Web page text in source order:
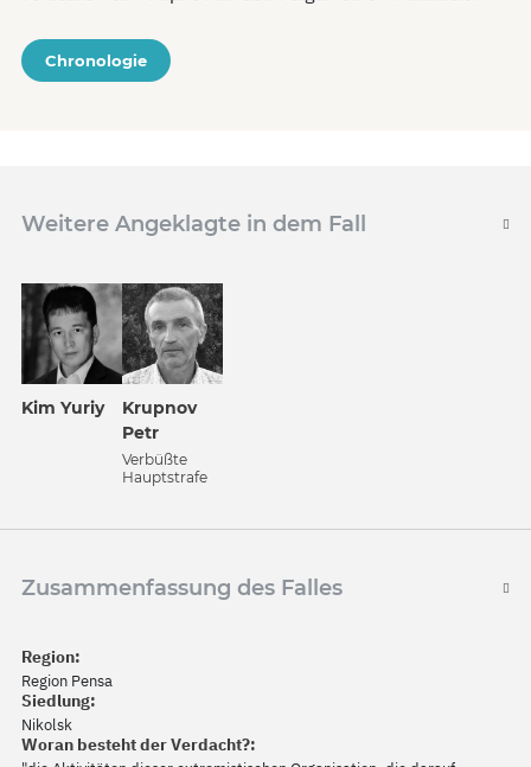
Chronologie
Weitere Angeklagte in dem Fall
Kim Yuriy
Krupnov
Petr
Verbüßte
Hauptstrafe
Zusammenfassung des Falles
Region:
Region Pensa
Siedlung:
Nikolsk
Woran besteht der Verdacht?: